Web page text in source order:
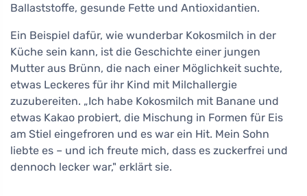
Ballaststoffe, gesunde Fette und Antioxidantien.
Ein Beispiel dafür, wie wunderbar Kokosmilch in der
Küche sein kann, ist die Geschichte einer jungen
Mutter aus Brünn, die nach einer Möglichkeit suchte,
etwas Leckeres für ihr Kind mit Milchallergie
zuzubereiten. „Ich habe Kokosmilch mit Banane und
etwas Kakao probiert, die Mischung in Formen für Eis
am Stiel eingefroren und es war ein Hit. Mein Sohn
liebte es – und ich freute mich, dass es zuckerfrei und
dennoch lecker war," erklärt sie.